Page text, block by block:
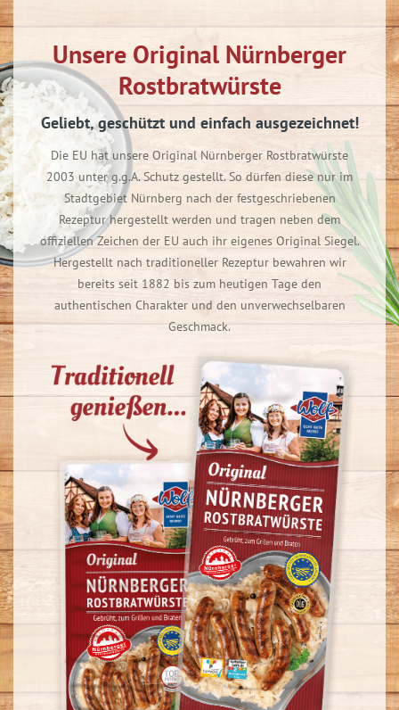
Unsere Original Nürnberger
Rostbratwürste
Geliebt, geschützt und einfach ausgezeichnet!
Die EU hat unsere Original Nürnberger Rostbratwürste
2003 unter g.g.A. Schutz gestellt. So dürfen diese nur im
Stadtgebiet Nürnberg nach der festgeschriebenen
Rezeptur hergestellt werden und tragen neben dem
offiziellen Zeichen der EU auch ihr eigenes Original Siegel.
Hergestellt nach traditioneller Rezeptur bewahren wir
bereits seit 1882 bis zum heutigen Tage den
authentischen Charakter und den unverwechselbaren
Geschmack.